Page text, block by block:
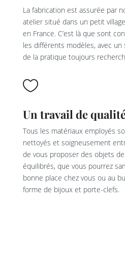
La fabrication est assurée par
atelier situé dans un petit
en France. C’est là que sont
les différents modèles, avec
de la pratique toujours

Un travail de
Tous les matériaux employés
nettoyés et soigneusement
de vous proposer des objets
équilibrés, que vous pourrez
bonne place chez vous ou au
forme de bijoux et porte-clefs.